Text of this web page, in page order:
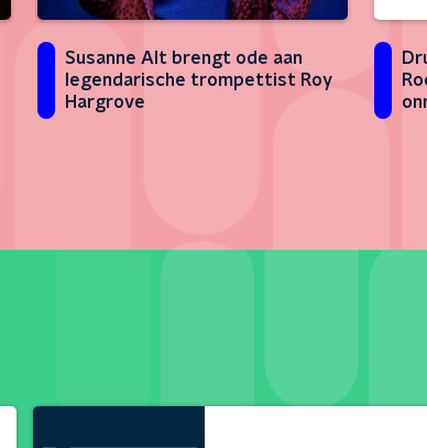
Susanne Alt brengt ode aan
legendarische trompettist Roy
Hargrove